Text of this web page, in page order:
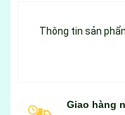
Thông tin sản
Giao hàng